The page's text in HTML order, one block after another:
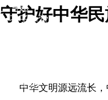
专题
孔子学堂
数字馆
守护好中华
中华文明源远流长